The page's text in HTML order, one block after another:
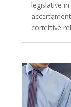
legislative
correttive